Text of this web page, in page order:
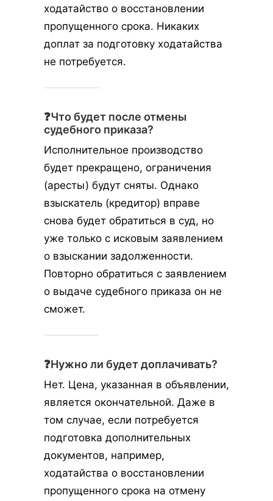
ходатайство о восстановлении
пропущенного срока. Никаких
доплат за подготовку ходатайства
не потребуется.
❓Что будет после отмены
судебного приказа?
Исполнительное производство
будет прекращено, ограничения
(аресты) будут сняты. Однако
взыскатель (кредитор) вправе
снова будет обратиться в суд, но
уже только с исковым заявлением
о взыскании задолженности.
Повторно обратиться с заявлением
о выдаче судебного приказа он не
сможет.
❓Нужно ли будет доплачивать?
Нет. Цена, указанная в объявлении,
является окончательной. Даже в
том случае, если потребуется
подготовка дополнительных
документов, например,
ходатайства о восстановлении
пропущенного срока на отмену